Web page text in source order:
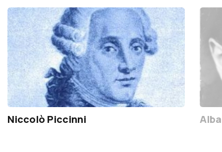
Niccolò Piccinni